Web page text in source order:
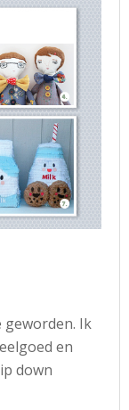
geworden. Ik
en
down